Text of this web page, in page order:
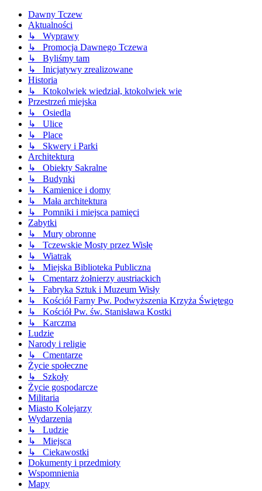
Dawny Tczew
Aktualności
↳ Wyprawy
↳ Promocja Dawnego Tczewa
↳ Byliśmy tam
↳ Inicjatywy zrealizowane
Historia
↳ Ktokolwiek wiedział, ktokolwiek wie
Przestrzeń miejska
↳ Osiedla
↳ Ulice
↳ Place
↳ Skwery i Parki
Architektura
↳ Obiekty Sakralne
↳ Budynki
↳ Kamienice i domy
↳ Mała architektura
↳ Pomniki i miejsca pamięci
Zabytki
↳ Mury obronne
↳ Tczewskie Mosty przez Wisłę
↳ Wiatrak
↳ Miejska Biblioteka Publiczna
↳ Cmentarz żołnierzy austriackich
↳ Fabryka Sztuk i Muzeum Wisły
↳ Kościół Farny Pw. Podwyższenia Krzyża Świętego
↳ Kościół Pw. św. Stanisława Kostki
↳ Karczma
Ludzie
Narody i religie
↳ Cmentarze
Życie społeczne
↳ Szkoły
Życie gospodarcze
Militaria
Miasto Kolejarzy
Wydarzenia
↳ Ludzie
↳ Miejsca
↳ Ciekawostki
Dokumenty i przedmioty
Wspomnienia
Mapy